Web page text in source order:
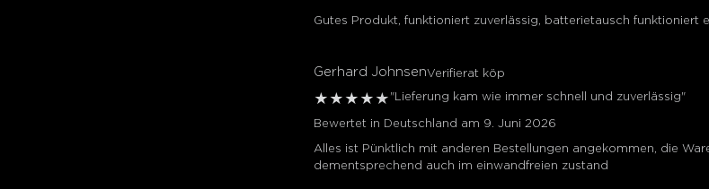
Gutes Produkt, funktioniert zuverlässig, batterietausch funktioniert
Gerhard JohnsenVerifierat köp
★ ★ ★ ★ ★ "Lieferung kam wie immer schnell und zuverlässig"
Bewertet in Deutschland am 9. Juni 2026
Alles ist Pünktlich mit anderen Bestellungen angekommen, die
dementsprechend auch im einwandfreien zustand